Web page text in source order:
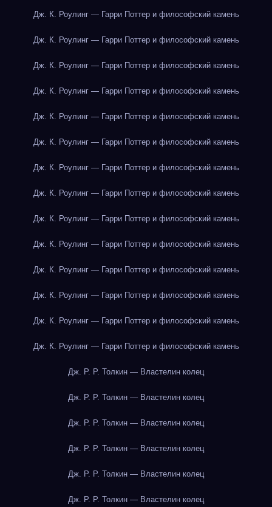
Дж. К. Роулинг — Гарри Поттер и философский камень
Дж. К. Роулинг — Гарри Поттер и философский камень
Дж. К. Роулинг — Гарри Поттер и философский камень
Дж. К. Роулинг — Гарри Поттер и философский камень
Дж. К. Роулинг — Гарри Поттер и философский камень
Дж. К. Роулинг — Гарри Поттер и философский камень
Дж. К. Роулинг — Гарри Поттер и философский камень
Дж. К. Роулинг — Гарри Поттер и философский камень
Дж. К. Роулинг — Гарри Поттер и философский камень
Дж. К. Роулинг — Гарри Поттер и философский камень
Дж. К. Роулинг — Гарри Поттер и философский камень
Дж. К. Роулинг — Гарри Поттер и философский камень
Дж. К. Роулинг — Гарри Поттер и философский камень
Дж. К. Роулинг — Гарри Поттер и философский камень
Дж. Р. Р. Толкин — Властелин колец
Дж. Р. Р. Толкин — Властелин колец
Дж. Р. Р. Толкин — Властелин колец
Дж. Р. Р. Толкин — Властелин колец
Дж. Р. Р. Толкин — Властелин колец
Дж. Р. Р. Толкин — Властелин колец